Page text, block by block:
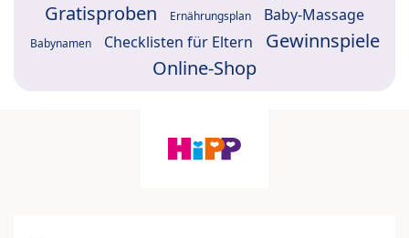
Gratisproben Ernährungsplan Baby-Massage
Babynamen Checklisten für Eltern
Gewinnspiele
Online-Shop